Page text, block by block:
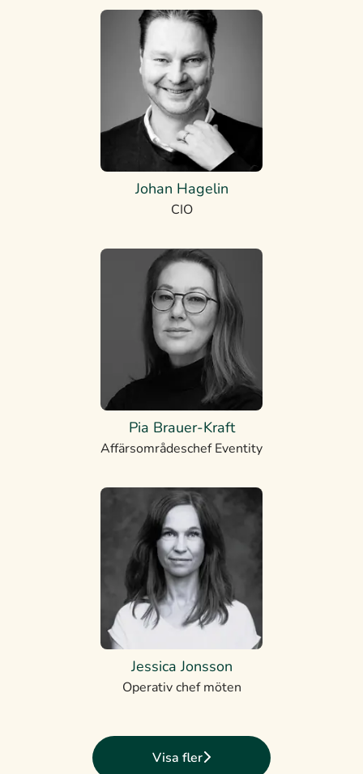
Johan Hagelin
CIO
Pia Brauer-Kraft
Affärsområdeschef Eventity
Jessica Jonsson
Operativ chef möten
Visa fler